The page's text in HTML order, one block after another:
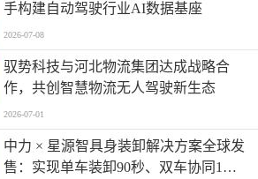
手构建自动驾驶行业AI数据基座
2026-07-08
驭势科技与河北物流集团达成战略合
作，共创智慧物流无人驾驶新生态
2026-07-01
中力 × 星源智具身装卸解决方案全球发
售：实现单车装卸90秒、双车协同1分